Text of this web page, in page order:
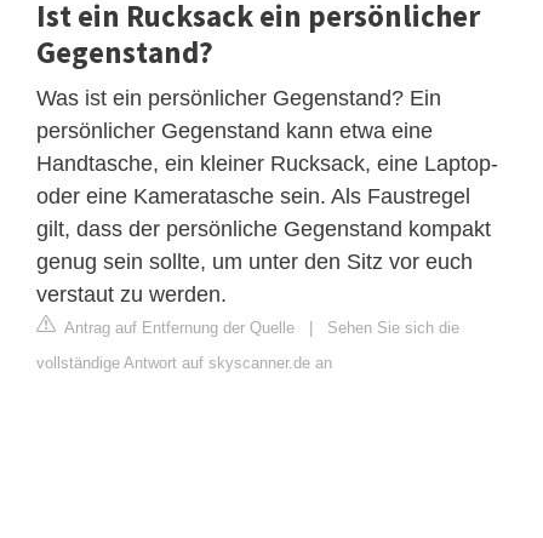
Ist ein Rucksack ein persönlicher
Gegenstand?
Was ist ein persönlicher Gegenstand? Ein
persönlicher Gegenstand kann etwa eine
Handtasche, ein kleiner Rucksack, eine Laptop-
oder eine Kameratasche sein. Als Faustregel
gilt, dass der persönliche Gegenstand kompakt
genug sein sollte, um unter den Sitz vor euch
verstaut zu werden.
Antrag auf Entfernung der Quelle | Sehen Sie sich die
vollständige Antwort auf skyscanner.de an